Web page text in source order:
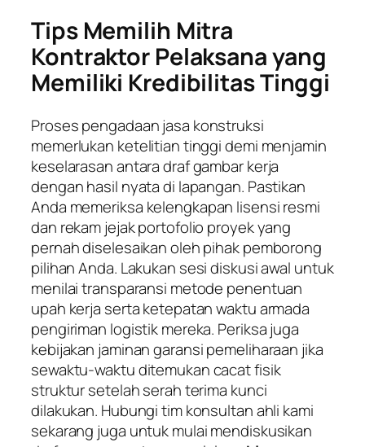
Tips Memilih Mitra
Kontraktor Pelaksana yang
Memiliki Kredibilitas Tinggi
Proses pengadaan jasa konstruksi
memerlukan ketelitian tinggi demi menjamin
keselarasan antara draf gambar kerja
dengan hasil nyata di lapangan. Pastikan
Anda memeriksa kelengkapan lisensi resmi
dan rekam jejak portofolio proyek yang
pernah diselesaikan oleh pihak pemborong
pilihan Anda. Lakukan sesi diskusi awal untuk
menilai transparansi metode penentuan
upah kerja serta ketepatan waktu armada
pengiriman logistik mereka. Periksa juga
kebijakan jaminan garansi pemeliharaan jika
sewaktu-waktu ditemukan cacat fisik
struktur setelah serah terima kunci
dilakukan. Hubungi tim konsultan ahli kami
sekarang juga untuk mulai mendiskusikan